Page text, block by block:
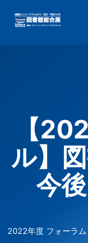
ー
用
メ
【
ル】
今
2022年度 フォーラム